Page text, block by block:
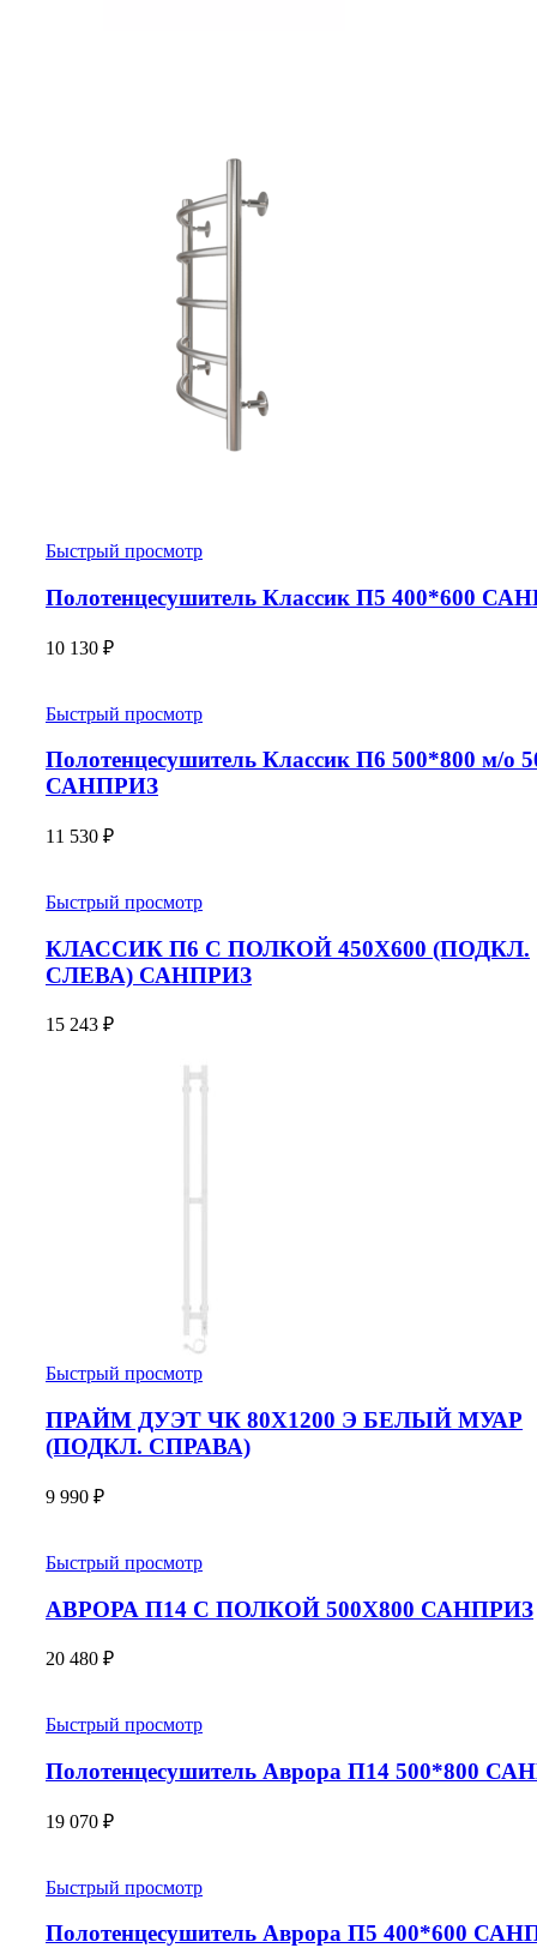
Быстрый просмотр
Полотенцесушитель Классик П5 400*600
10 130 ₽
Быстрый просмотр
Полотенцесушитель Классик П6 500*800 м/о
САНПРИЗ
11 530 ₽
Быстрый просмотр
КЛАССИК П6 С ПОЛКОЙ 450X600 (ПОДКЛ.
СЛЕВА) САНПРИЗ
15 243 ₽
Быстрый просмотр
ПРАЙМ ДУЭТ ЧК 80Х1200 Э БЕЛЫЙ МУАР
(ПОДКЛ. СПРАВА)
9 990 ₽
Быстрый просмотр
АВРОРА П14 С ПОЛКОЙ 500X800 САНПРИЗ
20 480 ₽
Быстрый просмотр
Полотенцесушитель Аврора П14 500*800
19 070 ₽
Быстрый просмотр
Полотенцесушитель Аврора П5 400*600